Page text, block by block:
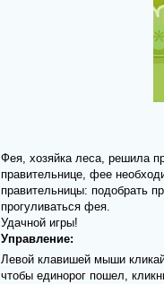
Фея, хозяйка леса, решила
правительнице, фее
правительницы: подобрать
прогуливаться фея.
Удачной игры!
Управление:
Левой клавишей мыши
чтобы единорог пошел,